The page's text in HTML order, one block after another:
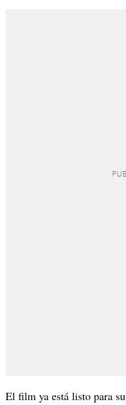
El film ya está listo para su